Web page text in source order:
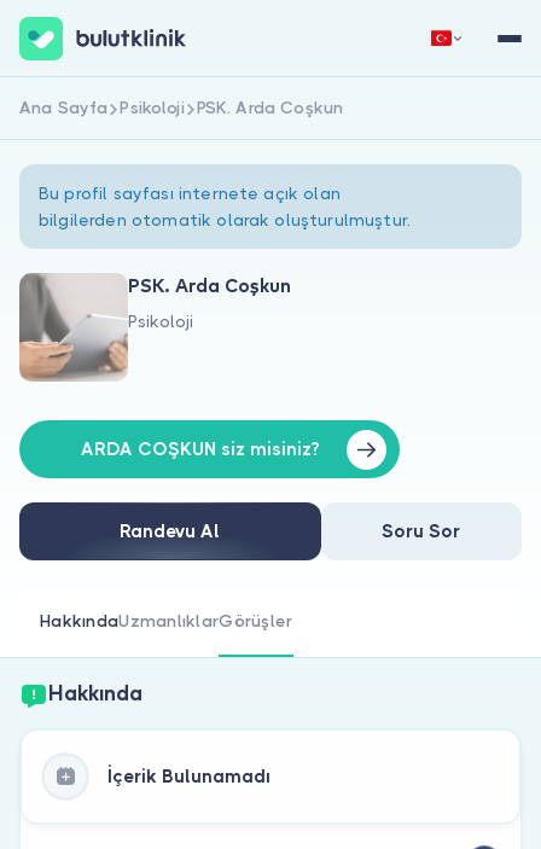
Hakkımızda
Doktorlar için
Doktor musunuz?
Hemen Kaydol
Ana Sayfa Psikoloji PSK. Arda Coşkun
Bu profil sayfası internete açık olan
bilgilerden otomatik olarak oluşturulmuştur.
PSK. Arda Coşkun
Psikoloji
ARDA COŞKUN siz misiniz?
Randevu Al Soru Sor
HakkındaUzmanlıklarGörüşler
Hakkında
İçerik Bulunamadı